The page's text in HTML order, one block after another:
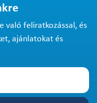
való feliratkozással, és
ajánlatokat és